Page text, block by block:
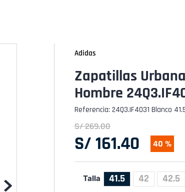
Adidas
Zapatillas
Hombre
Referencia: 24Q3.IF4031 Blanco
S/269.00
S/ 161.40 40 %
Talla 41.5 42 42.5